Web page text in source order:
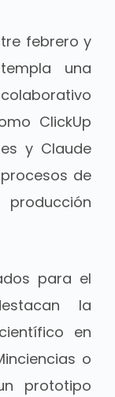
febrero y
una
ClickUp
y Claude
de
para el
la
en
o
prototipo